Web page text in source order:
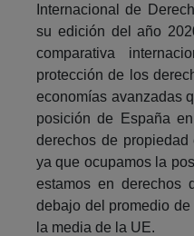
Internacional de
su edición del año
comparativa
protección de los
economías avanzadas
posición de España
derechos de propiedad
ya que ocupamos la
estamos en derechos
debajo del promedio
la media de la UE.